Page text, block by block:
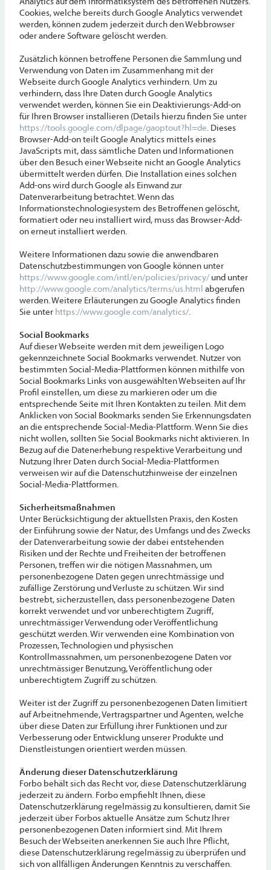
Cookies, welche bereits durch Google Analytics verwendet
werden, können zudem jederzeit durch den Webbrowser
oder andere Software gelöscht werden.
Zusätzlich können betroffene Personen die Sammlung und
Verwendung von Daten im Zusammenhang mit der
Webseite durch Google Analytics verhindern. Um zu
verhindern, dass Ihre Daten durch Google Analytics
verwendet werden, können Sie ein Deaktivierungs-Add-on
für Ihren Browser installieren (Details hierzu finden Sie unter
https://tools.google.com/dlpage/gaoptout?hl=de . Dieses
Browser-Add-on teilt Google Analytics mittels eines
JavaScripts mit, dass sämtliche Daten und Informationen
über den Besuch einer Webseite nicht an Google Analytics
übermittelt werden dürfen. Die Installation eines solchen
Add-ons wird durch Google als Einwand zur
Datenverarbeitung betrachtet. Wenn das
Informationstechnologiesystem des Betroffenen gelöscht,
formatiert oder neu installiert wird, muss das Browser-Add-
on erneut installiert werden.
Weitere Informationen dazu sowie die anwendbaren
Datenschutzbestimmungen von Google können unter
https://www.google.com/intl/en/policies/privacy/ und unter
http://www.google.com/analytics/terms/us.html abgerufen
werden. Weitere Erläuterungen zu Google Analytics finden
Sie unter https://www.google.com/analytics/
Social Bookmarks
Auf dieser Webseite werden mit dem jeweiligen Logo
gekennzeichnete Social Bookmarks verwendet. Nutzer von
bestimmten Social-Media-Plattformen können mithilfe von
Social Bookmarks Links von ausgewählten Webseiten auf Ihr
Profil einstellen, um diese zu markieren oder um die
entsprechende Seite mit Ihren Kontakten zu teilen. Mit dem
Anklicken von Social Bookmarks senden Sie Erkennungsdaten
an die entsprechende Social-Media-Plattform. Wenn Sie dies
nicht wollen, sollten Sie Social Bookmarks nicht aktivieren. In
Bezug auf die Datenerhebung respektive Verarbeitung und
Nutzung Ihrer Daten durch Social-Media-Plattformen
verweisen wir auf die Datenschutzhinweise der einzelnen
Social-Media-Plattformen.
Sicherheitsmaßnahmen
Unter Berücksichtigung der aktuellsten Praxis, den Kosten
der Einführung sowie der Natur, des Umfangs und des Zwecks
der Datenverarbeitung sowie der dabei entstehenden
Risiken und der Rechte und Freiheiten der betroffenen
Personen, treffen wir die nötigen Massnahmen, um
personenbezogene Daten gegen unrechtmässige und
zufällige Zerstörung und Verluste zu schützen. Wir sind
bestrebt, sicherzustellen, dass personenbezogene Daten
korrekt verwendet und vor unberechtigtem Zugriff,
unrechtmässiger Verwendung oder Veröffentlichung
geschützt werden. Wir verwenden eine Kombination von
Prozessen, Technologien und physischen
Kontrollmassnahmen, um personenbezogene Daten vor
unrechtmässiger Benutzung, Veröffentlichung oder
unberechtigtem Zugriff zu schützen.
Weiter ist der Zugriff zu personenbezogenen Daten limitiert
auf Arbeitnehmende, Vertragspartner und Agenten, welche
über diese Daten zur Erfüllung ihrer Funktionen und zur
Verbesserung oder Entwicklung unserer Produkte und
Dienstleistungen orientiert werden müssen.
Änderung dieser Datenschutzerklärung
Forbo behält sich das Recht vor, diese Datenschutzerklärung
jederzeit zu ändern. Forbo empfiehlt Ihnen, diese
Datenschutzerklärung regelmässig zu konsultieren, damit Sie
jederzeit über Forbos aktuelle Ansätze zum Schutz Ihrer
personenbezogenen Daten informiert sind. Mit Ihrem
Besuch der Webseiten anerkennen Sie auch Ihre Pflicht,
diese Datenschutzerklärung regelmässig zu überprüfen und
sich von allfälligen Änderungen Kenntnis zu verschaffen.